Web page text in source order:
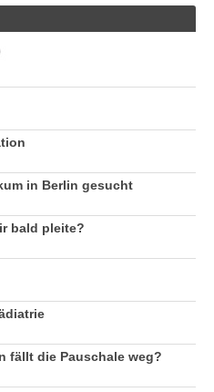
in Berlin gesucht
bald pleite?
fällt die Pauschale weg?